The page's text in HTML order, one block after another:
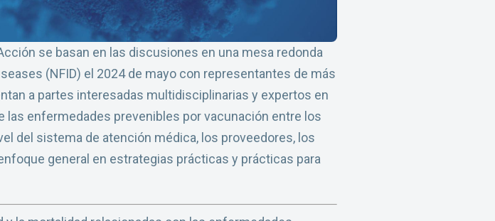
se basan en las discusiones en una mesa redonda
(NFID) el 2024 de mayo con representantes de más
a partes interesadas multidisciplinarias y expertos en
las enfermedades prevenibles por vacunación entre los
del sistema de atención médica, los proveedores, los
general en estrategias prácticas y prácticas para